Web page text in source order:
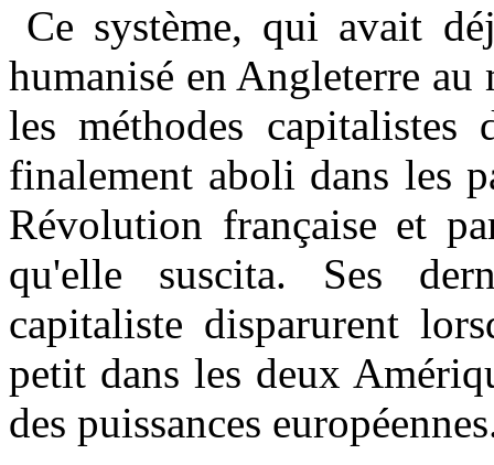
Ce système, qui avait
humanisé en Angleterre
les méthodes
finalement aboli dans les
Révolution française et
qu'elle suscita. Ses
capitaliste disparurent
petit dans les deux
des puissances